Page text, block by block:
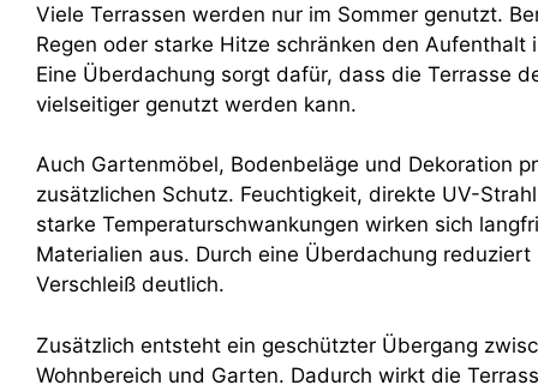
Viele Terrassen werden nur im Sommer genutzt.
Regen oder starke Hitze schränken den Aufenthalt
Eine Überdachung sorgt dafür, dass die Terrasse
vielseitiger genutzt werden kann.
Auch Gartenmöbel, Bodenbeläge und Dekoration
zusätzlichen Schutz. Feuchtigkeit, direkte UV-
starke Temperaturschwankungen wirken sich
Materialien aus. Durch eine Überdachung reduziert
Verschleiß deutlich.
Zusätzlich entsteht ein geschützter Übergang
Wohnbereich und Garten. Dadurch wirkt die